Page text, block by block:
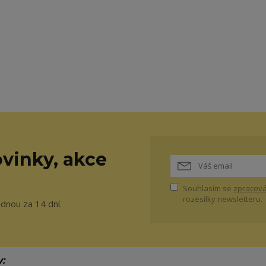
akce
za 14 dní.
Souhlasím se
rozesílky newsletteru.